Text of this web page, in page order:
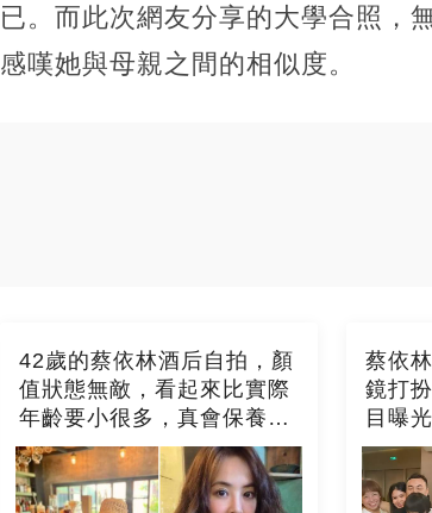
已。而此次網友分享的大學合照，
感嘆她與母親之間的相似度。
42歲的蔡依林酒后自拍，顏
值狀態無敵，看起來比實際
年齡要小很多，真會保養
啊！ ​​​
蔡依
鏡打
目曝
鄰家